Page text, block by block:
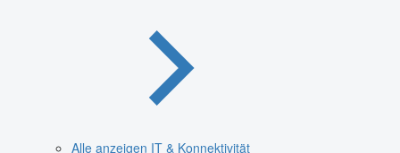
Alle anzeigen IT & Konnektivität